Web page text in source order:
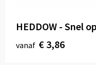
HEDDOW - Snel
vanaf € 3,86